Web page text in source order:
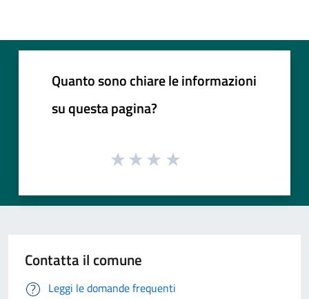
Quanto sono chiare le informazioni
su questa pagina?
Contatta il comune
Leggi le domande frequenti